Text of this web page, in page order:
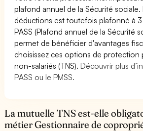
plafond annuel de la Sécurité sociale.
déductions est toutefois plafonné à
PASS (Plafond annuel de la Sécurité
permet de bénéficier d'avantages
choisissez ces options de protection
non-salariés (TNS).Découvrir plus
PASS ou le PMSS.
La mutuelle TNS est-elle
métier Gestionnaire de